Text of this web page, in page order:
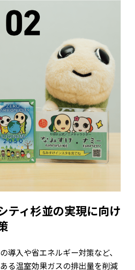
ティ杉並の実現に向け
導入や省エネルギー対策など、
る温室効果ガスの排出量を削減